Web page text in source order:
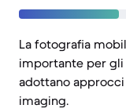
La fotografia
importante per
adottano
imaging.